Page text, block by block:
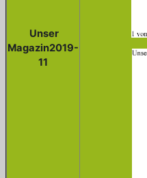
Unser
Magazin2019-
11